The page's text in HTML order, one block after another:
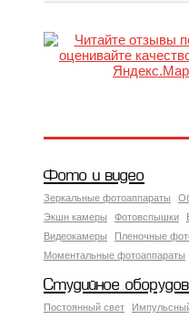
Фото и видео
Зеркальные фотоаппараты
Экшн камеры
Фотовспышки
Видеокамеры
Пленочные
Моментальные фотоаппараты
Студийное
Постоянный свет